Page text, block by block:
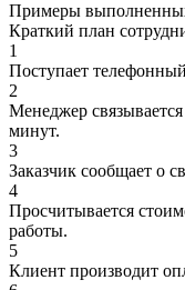
Примеры
Краткий план
1
Поступает
2
Менеджер
минут.
3
Заказчик сообщает о
4
Просчитывается
работы.
5
Клиент производит